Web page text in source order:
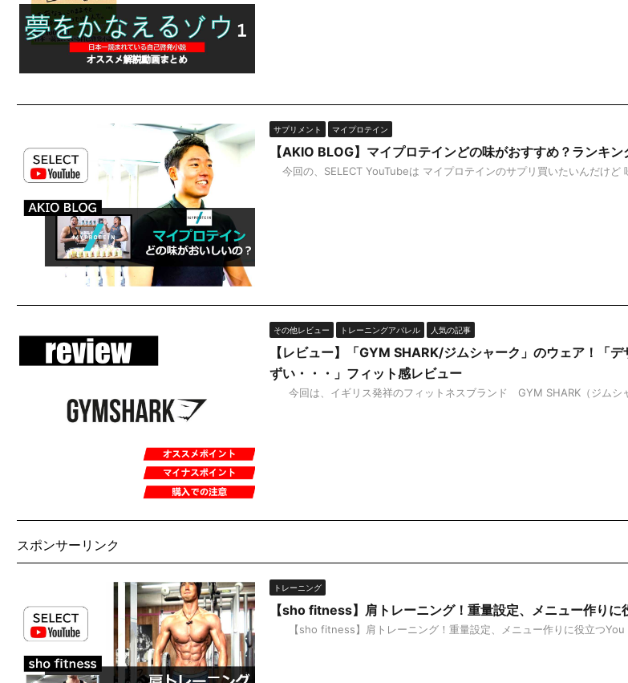
サプリメント マイプロテイン
【AKIO BLOG】マイプロテインどの味がおすすめ？ランキ
今回の、SELECT YouTubeは マイプロテインのサプリ買いたいんだけど
その他レビュー トレーニングアパレル 人気の記事
【レビュー】「GYM SHARK/ジムシャーク」のウェア！「
ずい・・・」フィット感レビュー
今回は、イギリス発祥のフィットネスブランド GYM SHARK（ジムシ
スポンサーリンク
トレーニング
【sho fitness】肩トレーニング！重量設定、メニュー作り
【sho fitness】肩トレーニング！重量設定、メニュー作りに役立つYou